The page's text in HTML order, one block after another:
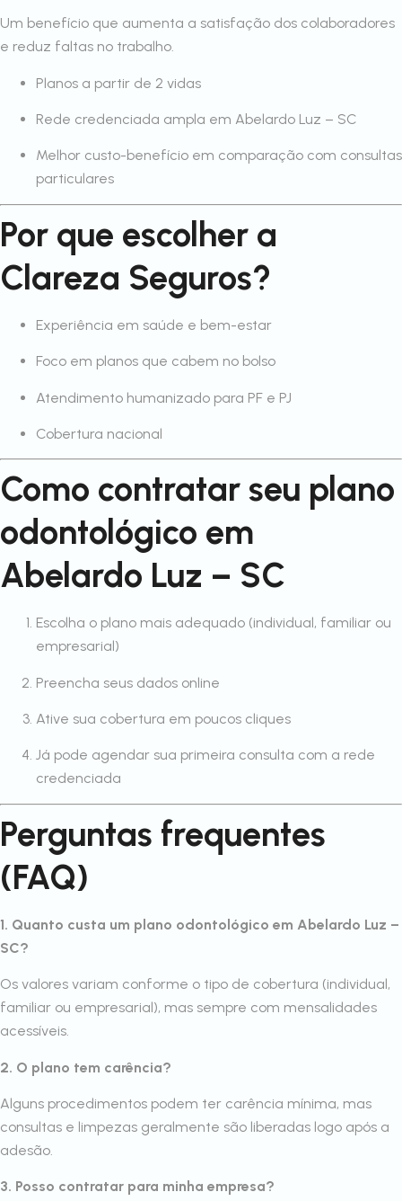
Um benefício que aumenta a satisfação dos colaboradores
e reduz faltas no trabalho.
Planos a partir de 2 vidas
Rede credenciada ampla em Abelardo Luz – SC
Melhor custo-benefício em comparação com consultas
particulares
Por que escolher a
Clareza Seguros?
Experiência em saúde e bem-estar
Foco em planos que cabem no bolso
Atendimento humanizado para PF e PJ
Cobertura nacional
Como contratar seu plano
odontológico em
Abelardo Luz – SC
Escolha o plano mais adequado (individual, familiar ou
empresarial)
Preencha seus dados online
Ative sua cobertura em poucos cliques
Já pode agendar sua primeira consulta com a rede
credenciada
Perguntas frequentes
(FAQ)
1. Quanto custa um plano odontológico em Abelardo Luz –
SC?
Os valores variam conforme o tipo de cobertura (individual,
familiar ou empresarial), mas sempre com mensalidades
acessíveis.
2. O plano tem carência?
Alguns procedimentos podem ter carência mínima, mas
consultas e limpezas geralmente são liberadas logo após a
adesão.
3. Posso contratar para minha empresa?